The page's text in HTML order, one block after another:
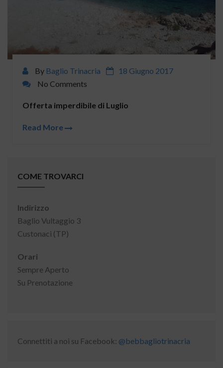
By Baglio Trinacria
18 Giugno 2017
No Comments
Offerta imperdibile di Luglio
Read More
COME TROVARCI
Indirizzo
Baglio Vultaggio 3
Custonaci (TP)
Orari
Sempre Aperto
Su Prenotazione
Connettiti a noi su Facebook: @bebbagliotrinacria